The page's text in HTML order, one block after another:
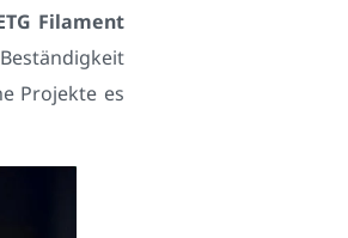
Filament
Projekte es